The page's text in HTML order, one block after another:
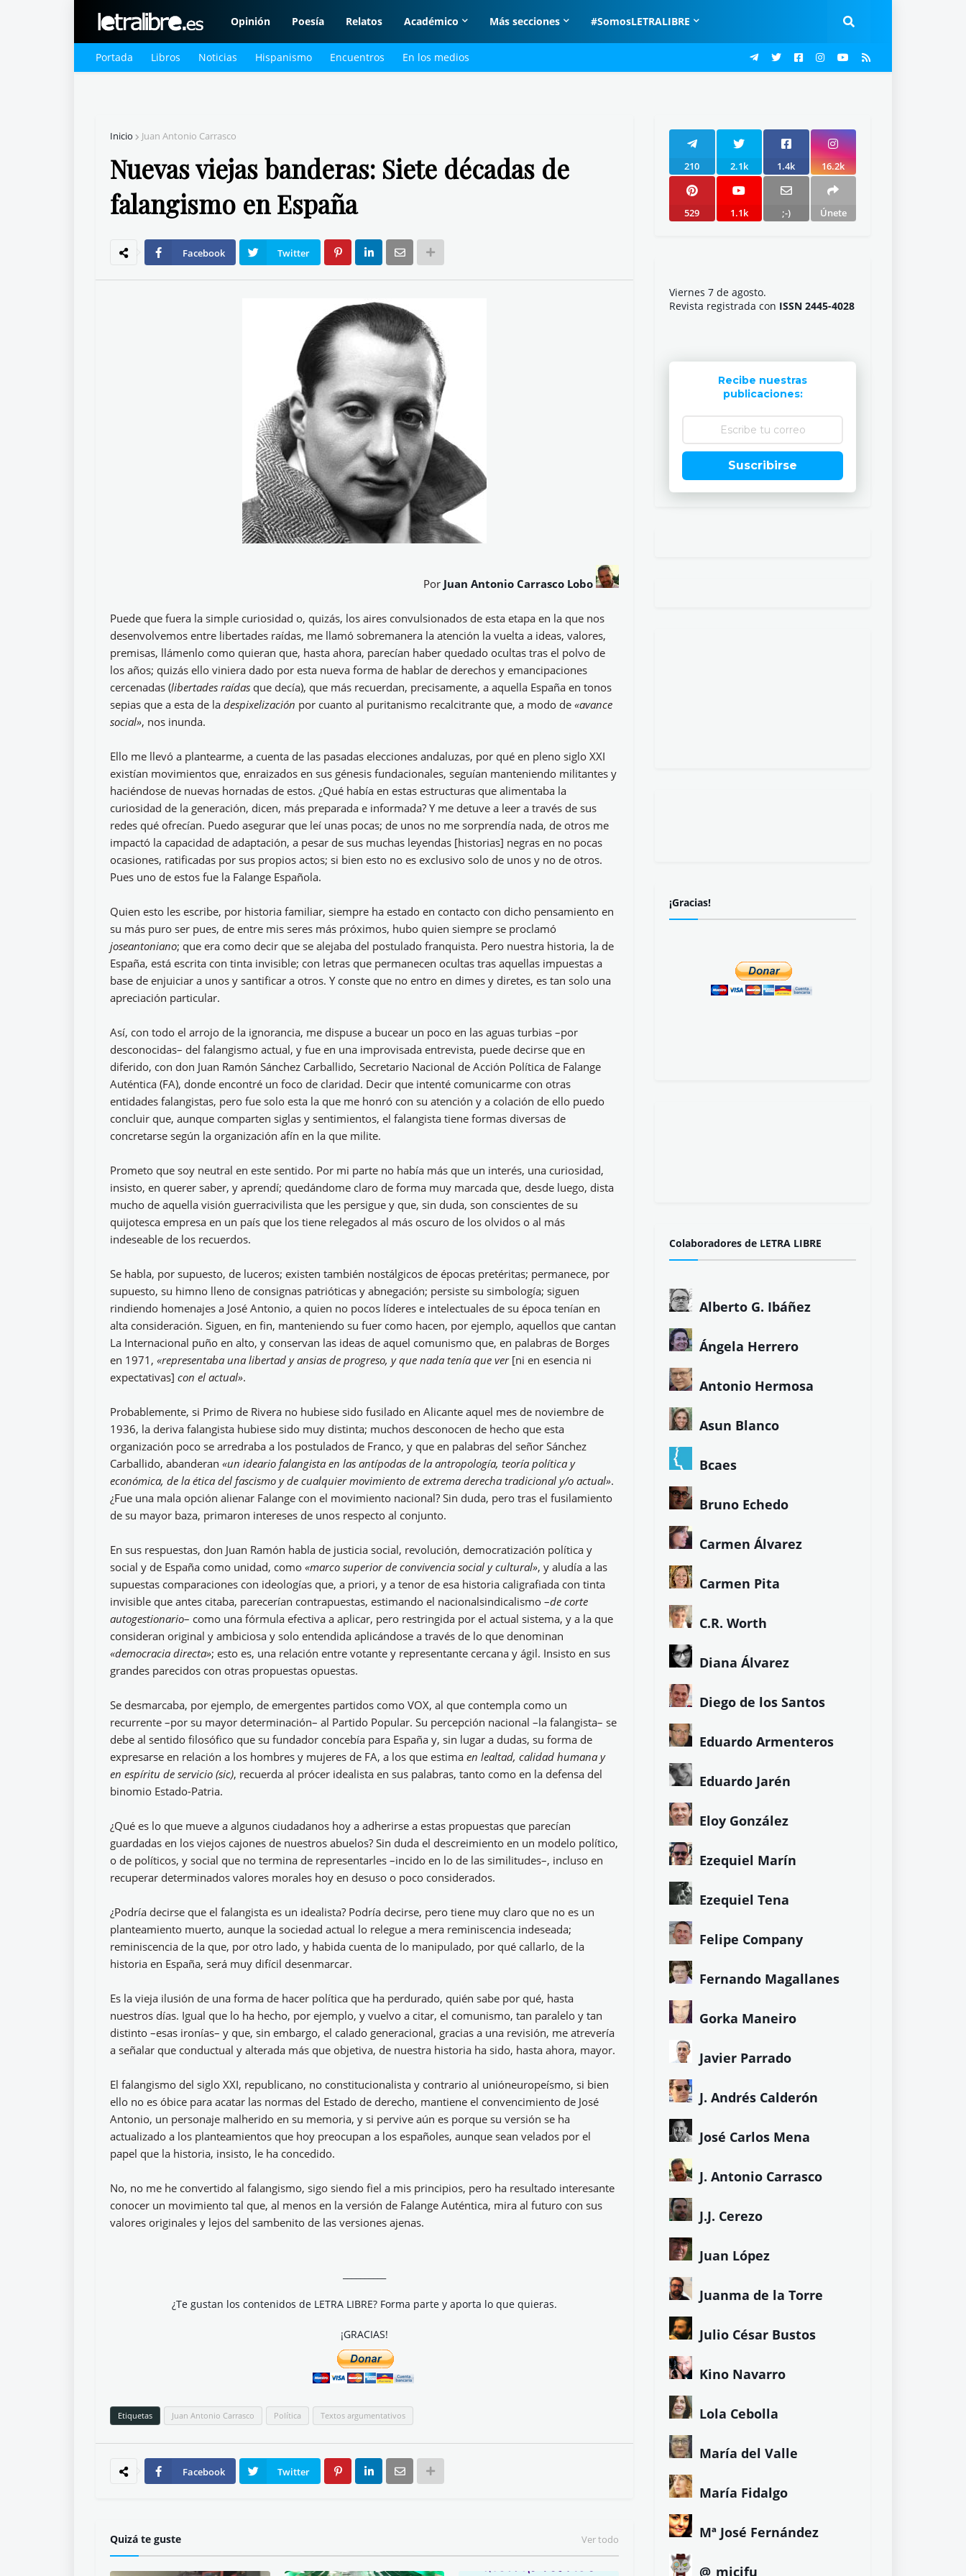
Opinión Poesía Relatos Académico Más secciones #SomosLETRALIBRE
Portada Libros Noticias Hispanismo Encuentros En los medios
Inicio Juan Antonio Carrasco
Nuevas viejas banderas: Siete décadas de
falangismo en España
Facebook Twitter
Por Juan Antonio Carrasco Lobo
Puede que fuera la simple curiosidad o, quizás, los aires convulsionados de esta etapa en la que nos
desenvolvemos entre libertades raídas, me llamó sobremanera la atención la vuelta a ideas, valores,
premisas, llámenlo como quieran que, hasta ahora, parecían haber quedado ocultas tras el polvo de
los años; quizás ello viniera dado por esta nueva forma de hablar de derechos y emancipaciones
cercenadas (libertades raídas que decía), que más recuerdan, precisamente, a aquella España en tonos
sepias que a esta de la despixelización por cuanto al puritanismo recalcitrante que, a modo de «avance
social», nos inunda.
Ello me llevó a plantearme, a cuenta de las pasadas elecciones andaluzas, por qué en pleno siglo XXI
existían movimientos que, enraizados en sus génesis fundacionales, seguían manteniendo militantes y
haciéndose de nuevas hornadas de estos. ¿Qué había en estas estructuras que alimentaba la
curiosidad de la generación, dicen, más preparada e informada? Y me detuve a leer a través de sus
redes qué ofrecían. Puedo asegurar que leí unas pocas; de unos no me sorprendía nada, de otros me
impactó la capacidad de adaptación, a pesar de sus muchas leyendas [historias] negras en no pocas
ocasiones, ratificadas por sus propios actos; si bien esto no es exclusivo solo de unos y no de otros.
Pues uno de estos fue la Falange Española.
Quien esto les escribe, por historia familiar, siempre ha estado en contacto con dicho pensamiento en
su más puro ser pues, de entre mis seres más próximos, hubo quien siempre se proclamó
joseantoniano; que era como decir que se alejaba del postulado franquista. Pero nuestra historia, la de
España, está escrita con tinta invisible; con letras que permanecen ocultas tras aquellas impuestas a
base de enjuiciar a unos y santificar a otros. Y conste que no entro en dimes y diretes, es tan solo una
apreciación particular.
Así, con todo el arrojo de la ignorancia, me dispuse a bucear un poco en las aguas turbias –por
desconocidas– del falangismo actual, y fue en una improvisada entrevista, puede decirse que en
diferido, con don Juan Ramón Sánchez Carballido, Secretario Nacional de Acción Política de Falange
Auténtica (FA), donde encontré un foco de claridad. Decir que intenté comunicarme con otras
entidades falangistas, pero fue solo esta la que me honró con su atención y a colación de ello puedo
concluir que, aunque comparten siglas y sentimientos, el falangista tiene formas diversas de
concretarse según la organización afín en la que milite.
Prometo que soy neutral en este sentido. Por mi parte no había más que un interés, una curiosidad,
insisto, en querer saber, y aprendí; quedándome claro de forma muy marcada que, desde luego, dista
mucho de aquella visión guerracivilista que les persigue y que, sin duda, son conscientes de su
quijotesca empresa en un país que los tiene relegados al más oscuro de los olvidos o al más
indeseable de los recuerdos.
Se habla, por supuesto, de luceros; existen también nostálgicos de épocas pretéritas; permanece, por
supuesto, su himno lleno de consignas patrióticas y abnegación; persiste su simbología; siguen
rindiendo homenajes a José Antonio, a quien no pocos líderes e intelectuales de su época tenían en
alta consideración. Siguen, en fin, manteniendo su fuer como hacen, por ejemplo, aquellos que cantan
La Internacional puño en alto, y conservan las ideas de aquel comunismo que, en palabras de Borges
en 1971, «representaba una libertad y ansias de progreso, y que nada tenía que ver[ni en esencia ni
expectativas] con el actual».
Probablemente, si Primo de Rivera no hubiese sido fusilado en Alicante aquel mes de noviembre de
1936, la deriva falangista hubiese sido muy distinta; muchos desconocen de hecho que esta
organización poco se arredraba a los postulados de Franco, y que en palabras del señor Sánchez
Carballido, abanderan «un ideario falangista en las antípodas de la antropología, teoría política y
económica, de la ética del fascismo y de cualquier movimiento de extrema derecha tradicional y/o actual».
¿Fue una mala opción alienar Falange con el movimiento nacional? Sin duda, pero tras el fusilamiento
de su mayor baza, primaron intereses de unos respecto al conjunto.
En sus respuestas, don Juan Ramón habla de justicia social, revolución, democratización política y
social y de España como unidad, como «marco superior de convivencia social y cultural», y aludía a las
supuestas comparaciones con ideologías que, a priori, y a tenor de esa historia caligrafiada con tinta
invisible que antes citaba, parecerían contrapuestas, estimando el nacionalsindicalismo –de corte
autogestionario– como una fórmula efectiva a aplicar, pero restringida por el actual sistema, y a la que
consideran original y ambiciosa y solo entendida aplicándose a través de lo que denominan
«democracia directa»; esto es, una relación entre votante y representante cercana y ágil. Insisto en sus
grandes parecidos con otras propuestas opuestas.
Se desmarcaba, por ejemplo, de emergentes partidos como VOX, al que contempla como un
recurrente –por su mayor determinación– al Partido Popular. Su percepción nacional –la falangista– se
debe al sentido filosófico que su fundador concebía para España y, sin lugar a dudas, su forma de
expresarse en relación a los hombres y mujeres de FA, a los que estima en lealtad, calidad humana y
en espíritu de servicio (sic), recuerda al prócer idealista en sus palabras, tanto como en la defensa del
binomio Estado-Patria.
¿Qué es lo que mueve a algunos ciudadanos hoy a adherirse a estas propuestas que parecían
guardadas en los viejos cajones de nuestros abuelos? Sin duda el descreimiento en un modelo político,
o de políticos, y social que no termina de representarles –incido en lo de las similitudes–, incluso en
recuperar determinados valores morales hoy en desuso o poco considerados.
¿Podría decirse que el falangista es un idealista? Podría decirse, pero tiene muy claro que no es un
planteamiento muerto, aunque la sociedad actual lo relegue a mera reminiscencia indeseada;
reminiscencia de la que, por otro lado, y habida cuenta de lo manipulado, por qué callarlo, de la
historia en España, será muy difícil desenmarcar.
Es la vieja ilusión de una forma de hacer política que ha perdurado, quién sabe por qué, hasta
nuestros días. Igual que lo ha hecho, por ejemplo, y vuelvo a citar, el comunismo, tan paralelo y tan
distinto –esas ironías– y que, sin embargo, el calado generacional, gracias a una revisión, me atrevería
a señalar que conductual y alterada más que objetiva, de nuestra historia ha sido, hasta ahora, mayor.
El falangismo del siglo XXI, republicano, no constitucionalista y contrario al unióneuropeísmo, si bien
ello no es óbice para acatar las normas del Estado de derecho, mantiene el convencimiento de José
Antonio, un personaje malherido en su memoria, y si pervive aún es porque su versión se ha
actualizado a los planteamientos que hoy preocupan a los españoles, aunque sean velados por el
papel que la historia, insisto, le ha concedido.
No, no me he convertido al falangismo, sigo siendo fiel a mis principios, pero ha resultado interesante
conocer un movimiento tal que, al menos en la versión de Falange Auténtica, mira al futuro con sus
valores originales y lejos del sambenito de las versiones ajenas.
¿Te gustan los contenidos de LETRA LIBRE? Forma parte y aporta lo que quieras.
¡GRACIAS!
Etiquetas Juan Antonio Carrasco Política Textos argumentativos
Facebook Twitter
Quizá te guste Ver todo
210 2.1k 1.4k 16.2k
529 1.1k ;-) Únete
Viernes 7 de agosto.
Revista registrada con ISSN 2445-4028
Recibe nuestras
publicaciones:
Suscribirse
¡Gracias!
Colaboradores de LETRA LIBRE
Alberto G. Ibáñez
Ángela Herrero
Antonio Hermosa
Asun Blanco
Bcaes
Bruno Echedo
Carmen Álvarez
Carmen Pita
C.R. Worth
Diana Álvarez
Diego de los Santos
Eduardo Armenteros
Eduardo Jarén
Eloy González
Ezequiel Marín
Ezequiel Tena
Felipe Company
Fernando Magallanes
Gorka Maneiro
Javier Parrado
J. Andrés Calderón
José Carlos Mena
J. Antonio Carrasco
J.J. Cerezo
Juan López
Juanma de la Torre
Julio César Bustos
Kino Navarro
Lola Cebolla
María del Valle
María Fidalgo
Mª José Fernández
@_micifu_